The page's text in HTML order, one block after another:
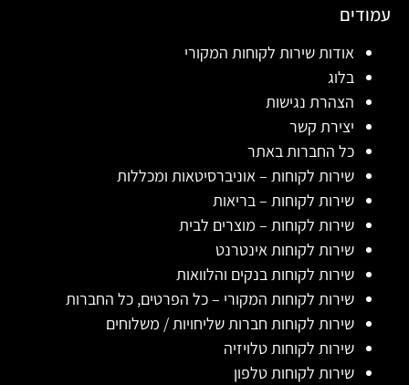
עמודים
אודות שירות לקוחות המקורי
בלוג
הצהרת נגישות
יצירת קשר
כל החברות באתר
שירות לקוחות – אוניברסיטאות ומכללות
שירות לקוחות – בריאות
שירות לקוחות – מוצרים לבית
שירות לקוחות אינטרנט
שירות לקוחות בנקים והלוואות
שירות לקוחות המקורי – כל הפרטים, כל החברות
שירות לקוחות חברות שליחויות / משלוחים
שירות לקוחות טלויזיה
שירות לקוחות טלפון